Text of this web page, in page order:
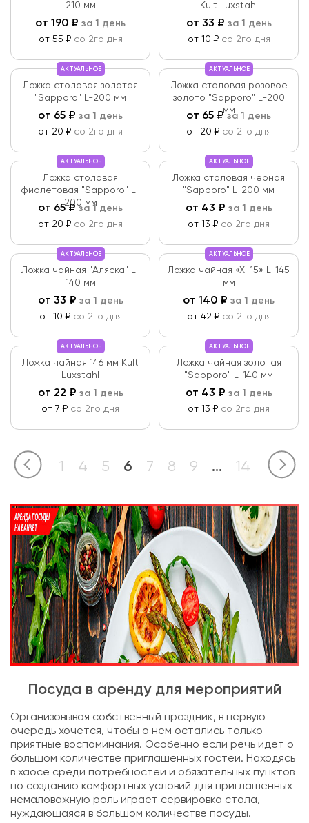
210 мм
от 190 ₽ за 1 день
от 55 ₽ со 2го дня
Kult Luxstahl
от 33 ₽ за 1 день
от 10 ₽ со 2го дня
АКТУАЛЬНОЕ
Ложка столовая золотая
"Sapporo" L-200 мм
от 65 ₽ за 1 день
от 20 ₽ со 2го дня
АКТУАЛЬНОЕ
Ложка столовая розовое
золото "Sapporo" L-200
мм
от 65 ₽за 1 день
от 20 ₽ со 2го дня
АКТУАЛЬНОЕ
Ложка столовая
фиолетовая "Sapporo" L-
200 мм
от 65₽за 1 день
от 20 ₽ со 2го дня
АКТУАЛЬНОЕ
Ложка столовая черная
"Sapporo" L-200 мм
от 43 ₽ за 1 день
от 13 ₽ со 2го дня
АКТУАЛЬНОЕ
Ложка чайная "Аляска" L-
140 мм
от 33 ₽ за 1 день
от 10 ₽ со 2го дня
АКТУАЛЬНОЕ
Ложка чайная «X-15» L-145
мм
от 140 ₽ за 1 день
от 42 ₽ со 2го дня
АКТУАЛЬНОЕ
Ложка чайная 146 мм Kult
Luxstahl
от 22 ₽ за 1 день
от 7 ₽ со 2го дня
АКТУАЛЬНОЕ
Ложка чайная золотая
"Sapporo" L-140 мм
от 43 ₽ за 1 день
от 13 ₽ со 2го дня
1 4 5 6 7 8 9 ... 14
Посуда в аренду для мероприятий
Организовывая собственный праздник, в первую
очередь хочется, чтобы о нем остались только
приятные воспоминания. Особенно если речь идет о
большом количестве приглашенных гостей. Находясь
в хаосе среди потребностей и обязательных пунктов
по созданию комфортных условий для приглашенных
немаловажную роль играет сервировка стола,
нуждающаяся в большом количестве посуды.